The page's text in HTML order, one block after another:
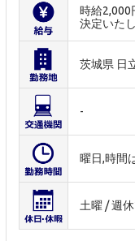
時給2,000
決定いた
茨城県 日
-
曜日,時間
土曜 / 週